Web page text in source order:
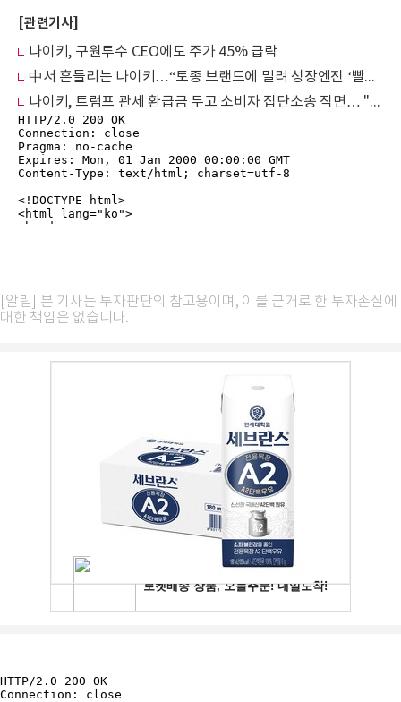
[관련기사]
나이키, 구원투수 CEO에도 주가 45% 급락
中서 흔들리는 나이키…“토종 브랜드에 밀려 성장엔진 ‘빨간불’”
나이키, 트럼프 관세 환급금 두고 소비자 집단소송 직면… "가격 인상분 반환하라“
[알림] 본 기사는 투자판단의 참고용이며, 이를 근거로 한 투자손실에
대한 책임은 없습니다.